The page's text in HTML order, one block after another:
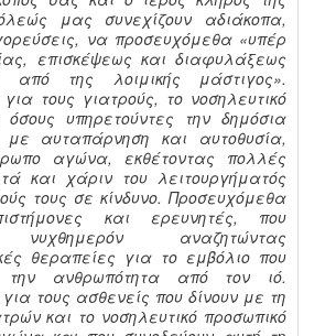
μας συνεχίζουν αδιάκοπα,
να προσευχόμεθα «υπέρ
επισκέψεως και διαφυλάξεως
της λοιμικής μάστιγος».
τους γιατρούς, το νοσηλευτικό
όσους υπηρετούντες την δημόσια
με αυταπάρνηση και αυτοθυσία,
αγώνα, εκθέτοντας πολλές
και χάριν του λειτουργήματός
τους σε κίνδυνο. Προσευχόμεθα
και ερευνητές, που
νυχθημερόν αναζητώντας
θεραπείες για το εμβόλιο που
ανθρωπότητα από τον ιό.
τους ασθενείς που δίνουν με τη
και το νοσηλευτικό προσωπικό